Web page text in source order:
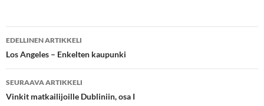
Artikkelien
selaus
EDELLINEN ARTIKKELI
Los Angeles – Enkelten kaupunki
SEURAAVA ARTIKKELI
Vinkit matkailijoille Dubliniin, osa I